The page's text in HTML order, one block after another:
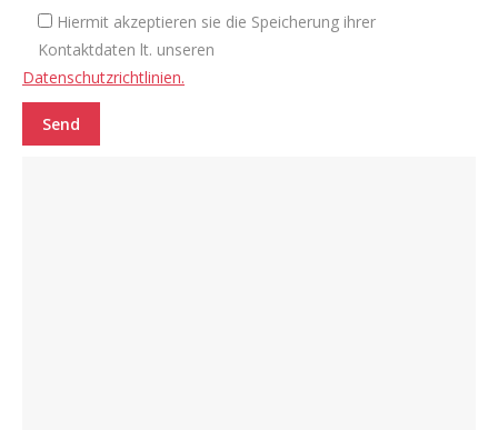
Hiermit akzeptieren sie die Speicherung ihrer
Kontaktdaten lt. unseren
Datenschutzrichtlinien.